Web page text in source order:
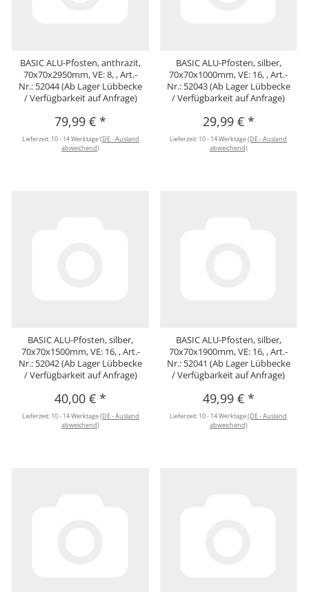
BASIC ALU-Pfosten, anthrazit,
70x70x2950mm, VE: 8, , Art.-
Nr.: 52044 (Ab Lager Lübbecke
/ Verfügbarkeit auf Anfrage)
79,99 €*
Lieferzeit: 10 - 14 Werktage(DE - Ausland
abweichend)
BASIC ALU-Pfosten, silber,
70x70x1000mm, VE: 16, , Art.-
Nr.: 52043 (Ab Lager Lübbecke
/ Verfügbarkeit auf Anfrage)
29,99 € *
Lieferzeit: 10 - 14 Werktage(DE - Ausland
abweichend)
BASIC ALU-Pfosten, silber,
70x70x1500mm, VE: 16, , Art.-
Nr.: 52042 (Ab Lager Lübbecke
/ Verfügbarkeit auf Anfrage)
40,00 €*
Lieferzeit: 10 - 14 Werktage(DE - Ausland
abweichend)
BASIC ALU-Pfosten, silber,
70x70x1900mm, VE: 16, , Art.-
Nr.: 52041 (Ab Lager Lübbecke
/ Verfügbarkeit auf Anfrage)
49,99 € *
Lieferzeit: 10 - 14 Werktage(DE - Ausland
abweichend)